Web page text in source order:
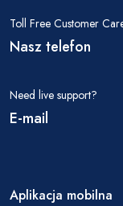
Toll Free Customer
Nasz telefon
Need live support?
E-mail
Aplikacja mobilna